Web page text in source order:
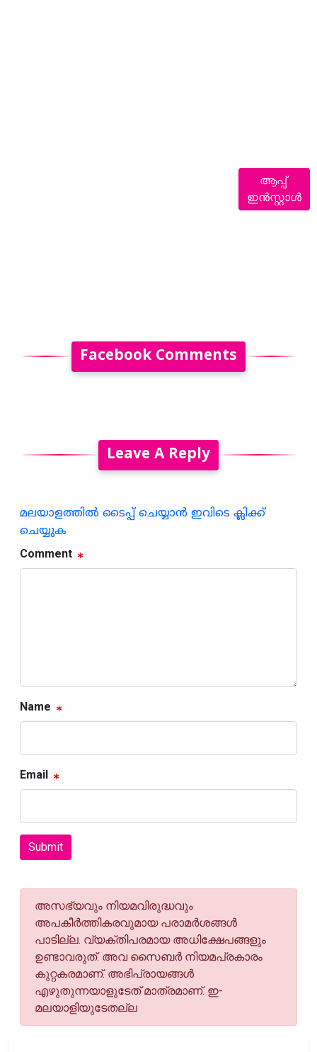
Facebook Comments
Leave A Reply
മലയാളത്തില്‍ ടൈപ്പ് ചെയ്യാന്‍ ഇവിടെ ക്ലിക്ക്
ചെയ്യുക
Comment
Name
Email
Submit
അസഭ്യവും നിയമവിരുദ്ധവും
അപകീര്‍ത്തികരവുമായ പരാമര്‍ശങ്ങള്‍
പാടില്ല. വ്യക്തിപരമായ അധിക്ഷേപങ്ങളും
ഉണ്ടാവരുത്. അവ സൈബര്‍ നിയമപ്രകാരം
കുറ്റകരമാണ്. അഭിപ്രായങ്ങള്‍
എഴുതുന്നയാളുടേത് മാത്രമാണ്. ഇ-
മലയാളിയുടേതല്ല
ആപ്പ്
ഇൻസ്റ്റാൾ